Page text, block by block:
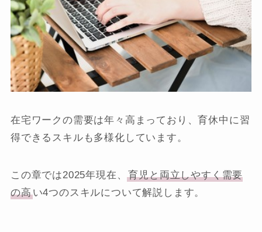
在宅ワークの需要は年々高まっており、育休中に習
得できるスキルも多様化しています。
この章では2025年現在、育児と両立しやすく需要
の高い4つのスキルについて解説します。